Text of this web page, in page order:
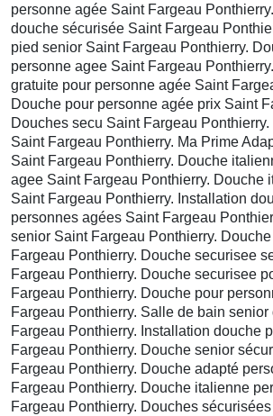
personne agée Saint Fargeau
douche sécurisée Saint Fargeau
pied senior Saint Fargeau Ponthierry.
personne agee Saint Fargeau
gratuite pour personne agée Saint
Douche pour personne agée prix Saint
Douches secu Saint Fargeau
Saint Fargeau Ponthierry. Ma Prime
Saint Fargeau Ponthierry. Douche
agee Saint Fargeau Ponthierry. Douche
Saint Fargeau Ponthierry. Installation
personnes agées Saint Fargeau
senior Saint Fargeau Ponthierry.
Fargeau Ponthierry. Douche securisee
Fargeau Ponthierry. Douche securisee
Fargeau Ponthierry. Douche pour
Fargeau Ponthierry. Salle de bain
Fargeau Ponthierry. Installation douche
Fargeau Ponthierry. Douche senior
Fargeau Ponthierry. Douche adapté
Fargeau Ponthierry. Douche italienne
Fargeau Ponthierry. Douches